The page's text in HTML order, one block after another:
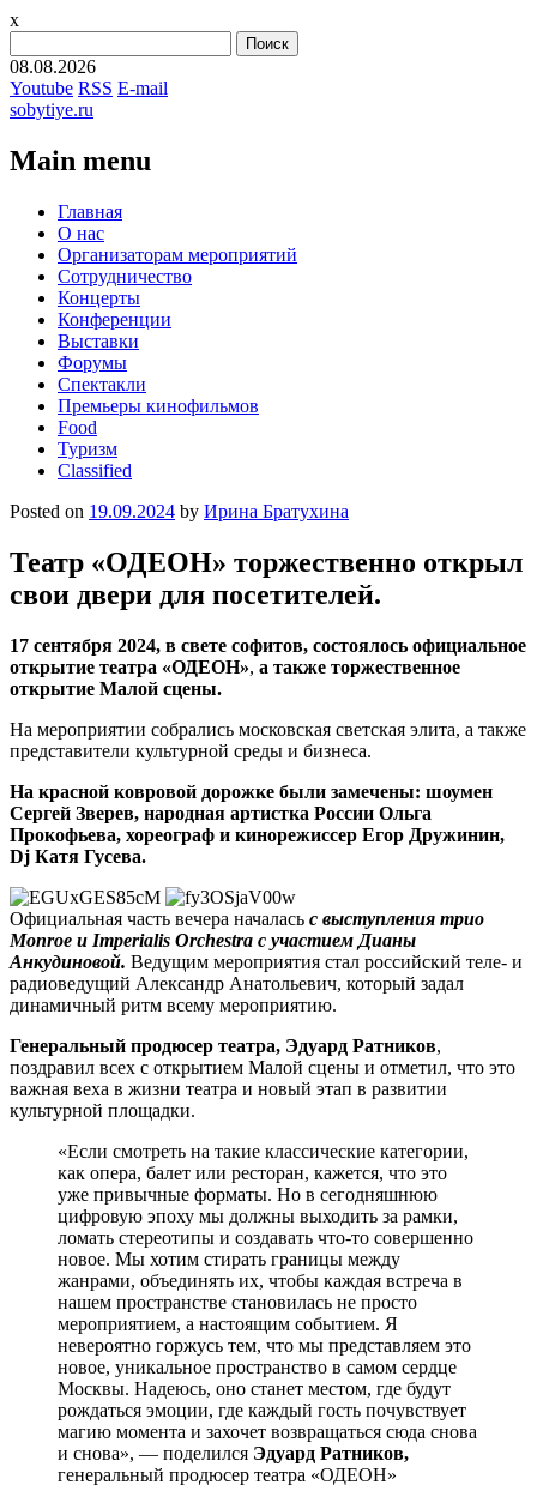
x
08.08.2026
Youtube RSS E-mail
sobytiye.ru
Main menu
Skip
content
Главная
О нас
Организаторам мероприятий
Сотрудничество
Концерты
Конференции
Выставки
Форумы
Спектакли
Премьеры кинофильмов
Food
Туризм
Сlassified
Posted on 19.09.2024 by Ирина Братухина
Театр «ОДЕОН» торжественно открыл
свои двери для посетителей.
17 сентября 2024, в свете софитов, состоялось официальное
открытие театра «ОДЕОН», а также торжественное
открытие Малой сцены.
На мероприятии собрались московская светская элита, а также
представители культурной среды и бизнеса.
На красной ковровой дорожке были замечены: шоумен
Сергей Зверев, народная артистка России Ольга
Прокофьева, хореограф и кинорежиссер Егор Дружинин,
Dj Катя Гусева.
Официальная часть вечера началась с выступления трио
Monroe и Imperialis Orchestra с участием Дианы
Анкудиновой. Ведущим мероприятия стал российский теле- и
радиоведущий Александр Анатольевич, который задал
динамичный ритм всему мероприятию.
Генеральный продюсер театра, Эдуард Ратников,
поздравил всех с открытием Малой сцены и отметил, что это
важная веха в жизни театра и новый этап в развитии
культурной площадки.
«Если смотреть на такие классические категории,
как опера, балет или ресторан, кажется, что это
уже привычные форматы. Но в сегодняшнюю
цифровую эпоху мы должны выходить за рамки,
ломать стереотипы и создавать что-то совершенно
новое. Мы хотим стирать границы между
жанрами, объединять их, чтобы каждая встреча в
нашем пространстве становилась не просто
мероприятием, а настоящим событием. Я
невероятно горжусь тем, что мы представляем это
новое, уникальное пространство в самом сердце
Москвы. Надеюсь, оно станет местом, где будут
рождаться эмоции, где каждый гость почувствует
магию момента и захочет возвращаться сюда снова
и снова», — поделился Эдуард Ратников,
генеральный продюсер театра «ОДЕОН»